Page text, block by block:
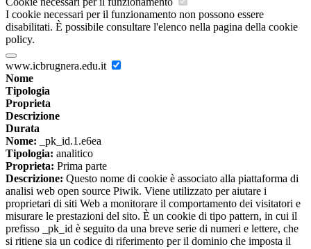
I cookie necessari per il funzionamento non possono essere
disabilitati. È possibile consultare l'elenco nella pagina della cookie
policy.
www.icbrugnera.edu.it
Nome
Tipologia
Proprieta
Descrizione
Durata
Nome: _pk_id.1.e6ea
Tipologia: analitico
Proprieta: Prima parte
Descrizione: Questo nome di cookie è associato alla piattaforma di
analisi web open source Piwik. Viene utilizzato per aiutare i
proprietari di siti Web a monitorare il comportamento dei visitatori e
misurare le prestazioni del sito. È un cookie di tipo pattern, in cui il
prefisso _pk_id è seguito da una breve serie di numeri e lettere, che
si ritiene sia un codice di riferimento per il dominio che imposta il